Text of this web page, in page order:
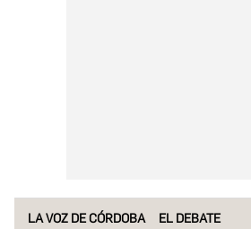
LA VOZ DE CÓRDOBA EL DEBATE